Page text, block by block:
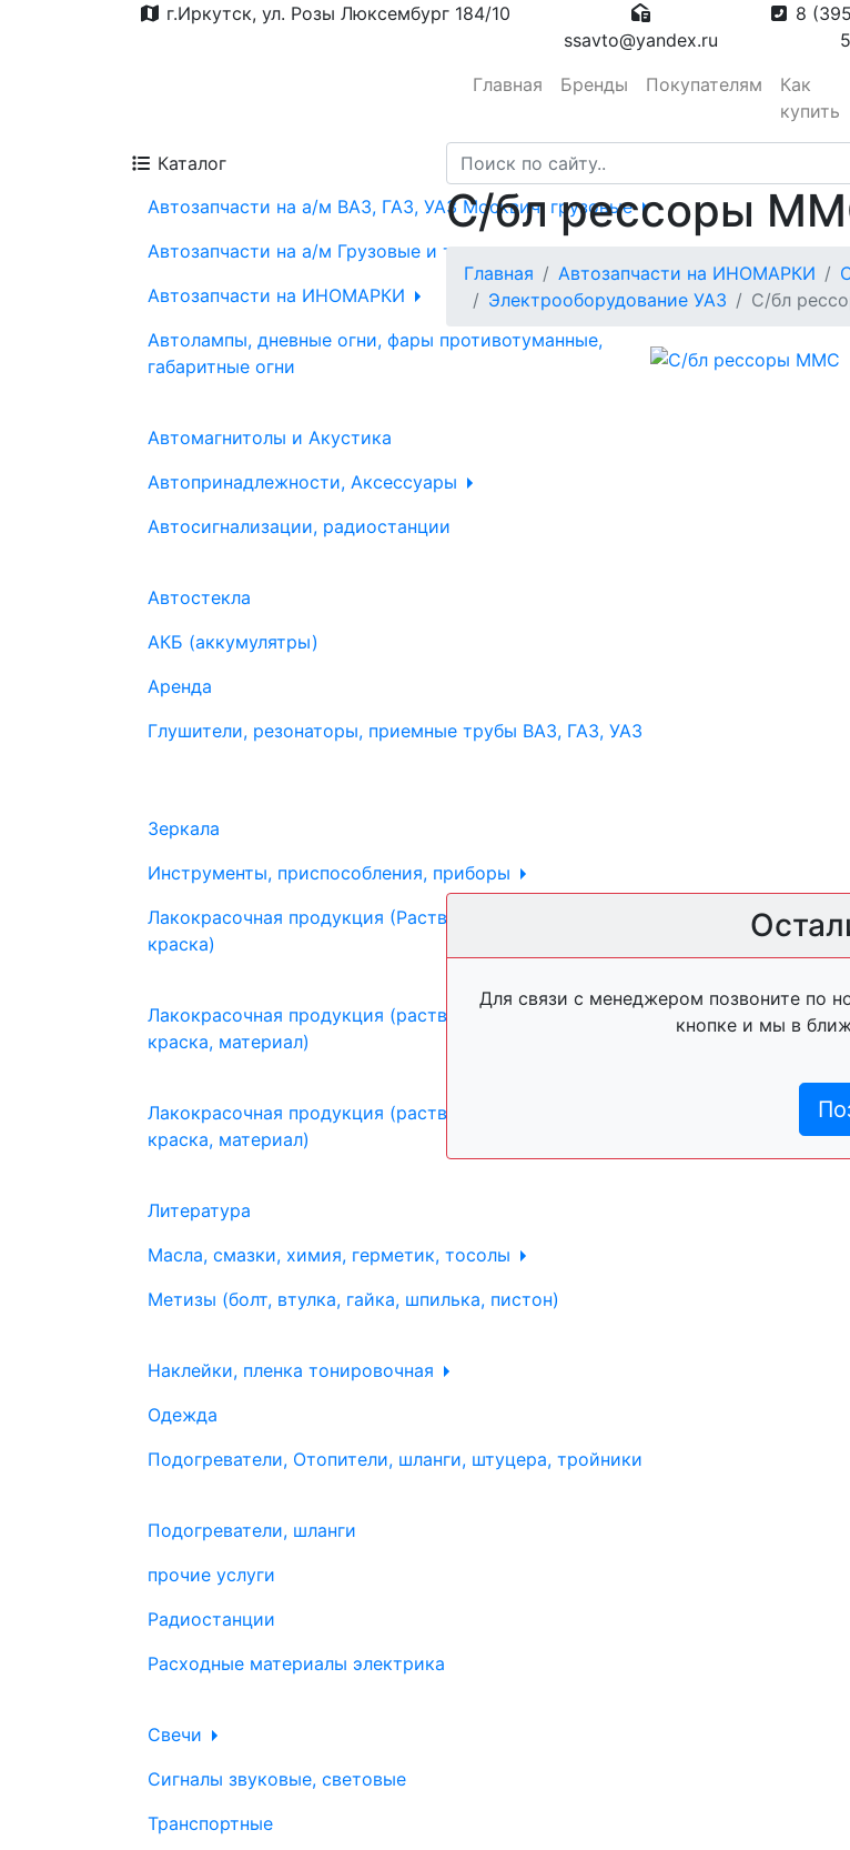
г.Иркутск, ул. Розы Люксембург 184/10
ssavto@yandex.ru
8
Главная Бренды Покупателям
Как
купить
Каталог
Автозапчасти на а/м ВАЗ, ГАЗ, УАЗ Москвич, грузовые
Автозапчасти на а/м Грузовые и трактора
Автозапчасти на ИНОМАРКИ
Автолампы, дневные огни, фары противотуманные,
габаритные огни
Автомагнитолы и Акустика
Автопринадлежности, Аксессуары
Автосигнализации, радиостанции
Автостекла
АКБ (аккумулятры)
Аренда
Глушители, резонаторы, приемные трубы ВАЗ, ГАЗ, УАЗ
Зеркала
Инструменты, приспособления, приборы
Лакокрасочная продукция (Растворитель, анигравий,
краска)
Лакокрасочная продукция (растворитель, анигравий,
краска, материал)
Лакокрасочная продукция (растворитель, антигравий,
краска, материал)
Литература
Масла, смазки, химия, герметик, тосолы
Метизы (болт, втулка, гайка, шпилька, пистон)
Наклейки, пленка тонировочная
Одежда
Подогреватели, Отопители, шланги, штуцера, тройники
Подогреватели, шланги
прочие услуги
Радиостанции
Расходные материалы электрика
Свечи
Сигналы звуковые, световые
Транспортные
С/бл рессоры
Главная Автозапчасти на ИНОМАРКИ
Электрооборудование УАЗ
С/бл
Для связи с менеджером позвоните по
кнопке и мы в